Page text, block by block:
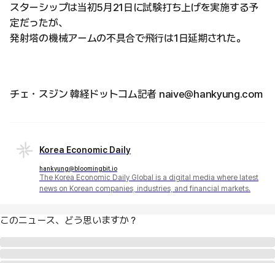
スターシップは当初5月21日に試験打ち上げを実施する予
定だったが、
発射塔の機械アームの不具合で飛行は1日延期された。
チェ・スジン 韓経ドットコム記者 naive@hankyung.com
Korea Economic Daily
hankyung@bloomingbit.io
The Korea Economic Daily Global is a digital media where latest
news on Korean companies, industries, and financial markets.
このニュース、どう思いますか？